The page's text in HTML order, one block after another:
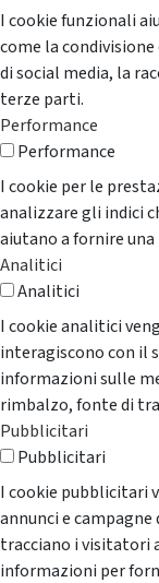
I cookie funzionali
come la
di social media, la
terze parti.
Performance
Performance
I cookie per le
analizzare gli indici
aiutano a fornire
Analitici
Analitici
I cookie analitici
interagiscono con il
informazioni sulle
rimbalzo, fonte di
Pubblicitari
Pubblicitari
I cookie pubblicitari
annunci e
tracciano i visitatori
informazioni per